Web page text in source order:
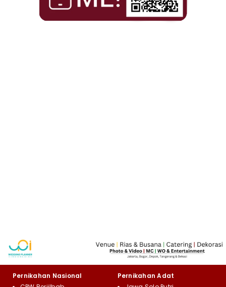
Pernikahan Nasional
Pernikahan Adat